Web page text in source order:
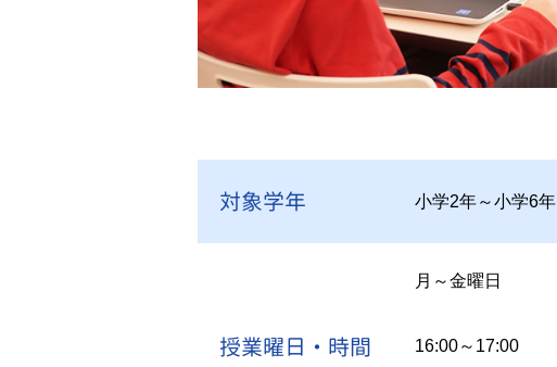
対象学年 小学2年～小学6年
授業曜日・時間
月～金曜日
16:00～17:00